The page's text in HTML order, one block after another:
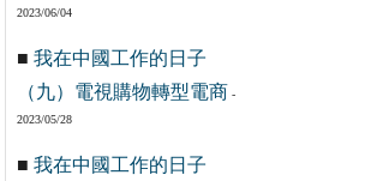
2023/06/04
■ 我在中國工作的日子
（九）電視購物轉型電商 -
2023/05/28
■ 我在中國工作的日子